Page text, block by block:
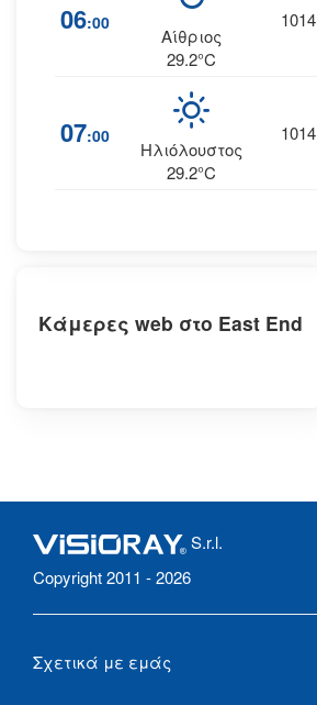
06:00
Αίθριος
29.2°C
1014
07:00
Ηλιόλουστος
29.2°C
1014
Κάμερες web στο East End
S.r.l.
Copyright 2011 - 2026
Σχετικά με εμάς